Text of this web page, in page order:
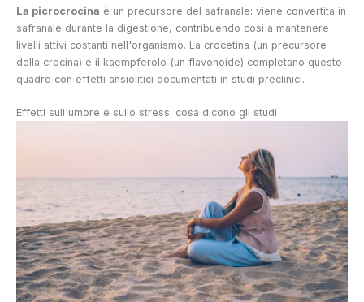
La picrocrocina è un precursore del safranale: viene convertita in
safranale durante la digestione, contribuendo così a mantenere
livelli attivi costanti nell'organismo. La crocetina (un precursore
della crocina) e il kaempferolo (un flavonoide) completano questo
quadro con effetti ansiolitici documentati in studi preclinici.
Effetti sull'umore e sullo stress: cosa dicono gli studi